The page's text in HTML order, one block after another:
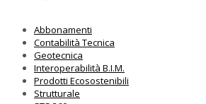
Abbonamenti
Contabilità Tecnica
Geotecnica
Interoperabilità B.I.M.
Prodotti Ecosostenibili
Strutturale